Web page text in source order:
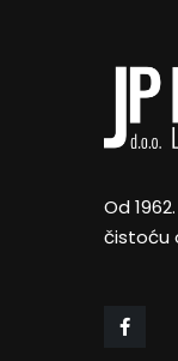
Od
čistoću